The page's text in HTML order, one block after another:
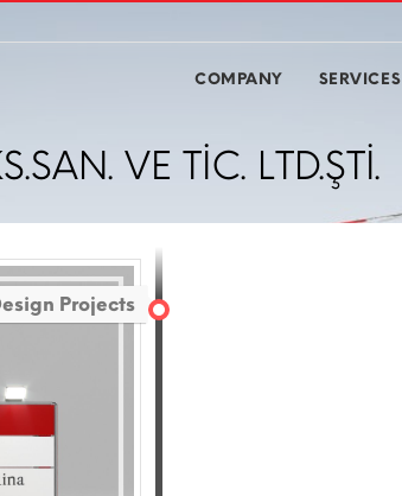
COMPANY SERVICES
VE TİC. LTD.ŞTİ.
Projects